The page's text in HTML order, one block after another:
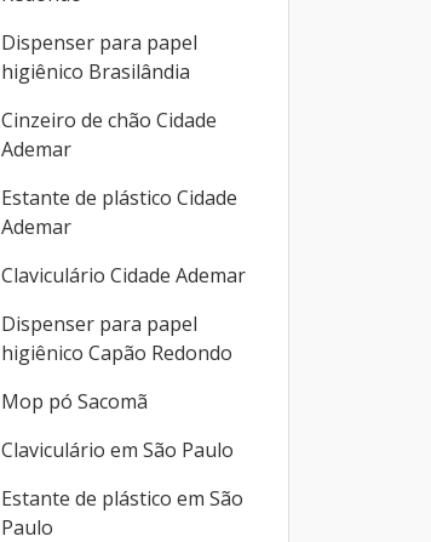
Dispenser para papel
higiênico Brasilândia
Cinzeiro de chão Cidade
Ademar
Estante de plástico Cidade
Ademar
Claviculário Cidade Ademar
Dispenser para papel
higiênico Capão Redondo
Mop pó Sacomã
Claviculário em São Paulo
Estante de plástico em São
Paulo